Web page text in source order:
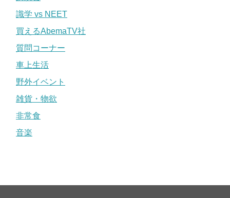
識学 vs NEET
買えるAbemaTV社
質問コーナー
車上生活
野外イベント
雑貨・物欲
非常食
音楽